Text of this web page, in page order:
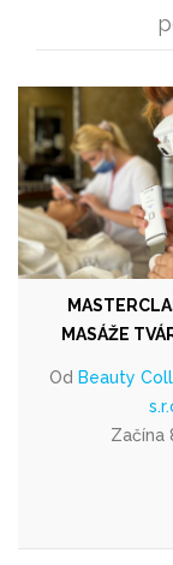
MASÁŽE
Od Beauty
Začína